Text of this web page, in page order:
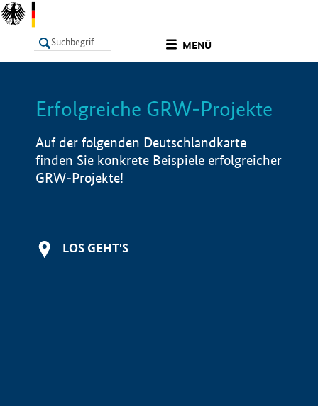
MENÜ
LISTE Info
Erfolgreiche GRW-Projekte
Auf der folgenden Deutschlandkarte
finden Sie konkrete Beispiele erfolgreicher
GRW-Projekte!
LOS GEHT'S